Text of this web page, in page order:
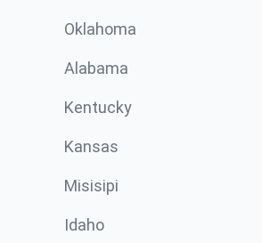
Oklahoma
Alabama
Kentucky
Kansas
Misisipi
Idaho